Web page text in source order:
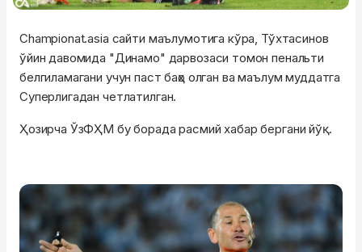
Championat.asia сайти маълумотига кўра, Тўхтасинов
ўйин давомида "Динамо" дарвозаси томон пенальти
белгиламагани учун паст баҳо олган ва маълум муддатга
Суперлигадан четлатилган.
Ҳозирча ЎзФҲМ бу борада расмий хабар бергани йўқ.